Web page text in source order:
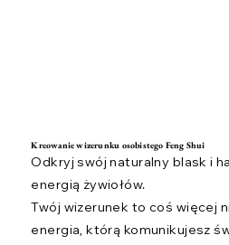
Kreowanie wizerunku osobistego Feng Shui
Odkryj swój naturalny blask i
energią żywiołów.
Twój wizerunek to coś więcej
energia, którą komunikujesz